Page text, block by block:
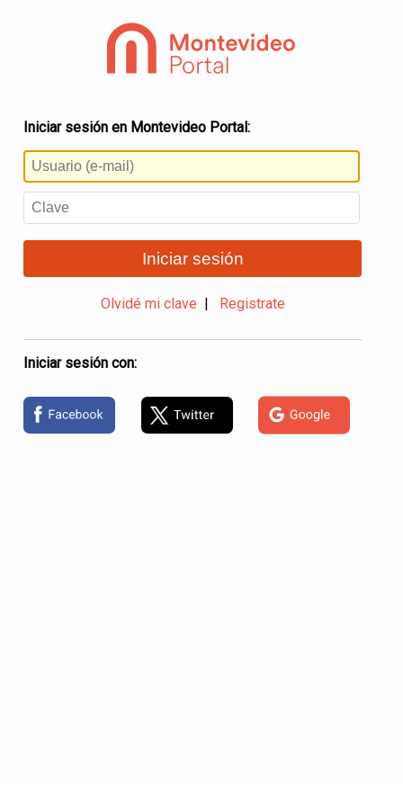
Iniciar sesión en Montevideo Portal:
Iniciar sesión
Olvidé mi clave Registrate
Iniciar sesión con: